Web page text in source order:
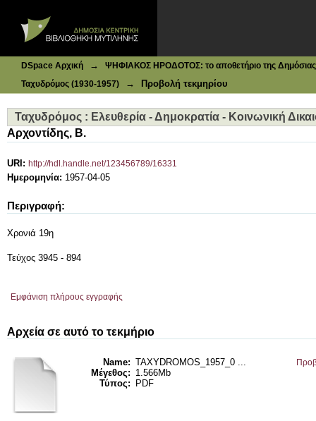
DSpace Αρχική →
ΨΗΦΙΑΚΟΣ ΗΡΟΔΟΤΟΣ: το αποθετήριο της Δημόσιας
Ταχυδρόμος (1930-1957)
→ Προβολή τεκμηρίου
Ταχυδρόμος : Ελευθερία - Δημοκρατία - Κοινωνική
Αρχοντίδης, Β.
URI: http://hdl.handle.net/123456789/16331
Ημερομηνία: 1957-04-05
Περιγραφή:
Χρονιά 19η
Τεύχος 3945 - 894
Εμφάνιση πλήρους εγγραφής
Αρχεία σε αυτό το τεκμήριο
Name: TAXYDROMOS_1957_0 ...
Μέγεθος: 1.566Mb
Τύπος:
PDF